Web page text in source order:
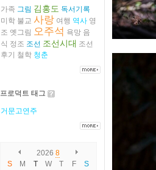
가족 그림 김홍도 독서기록
미학 불교 사랑 여행 역사 영
조 옛그림 오주석 욕망 음
식 정조 조선 조선시대 조선
후기
철학 청춘
프로덕트 태그
거문고연주
2026 8
S
M T W T F
S